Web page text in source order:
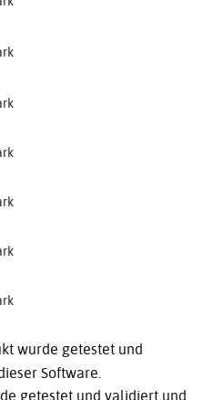
wurde getestet und
Software.
getestet und validiert und